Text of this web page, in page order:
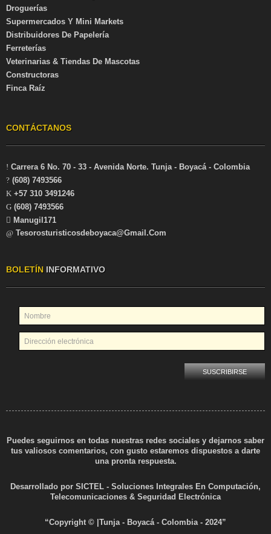
Droguerías
Supermercados Y Mini Markets
Distribuidores De Papelería
Ferreterías
Veterinarias & Tiendas De Mascotas
Constructoras
Finca Raíz
CONTÁCTANOS
Carrera 6 No. 70 - 33 - Avenida Norte. Tunja - Boyacá - Colombia
(608) 7493566
+57 310 3491246
(608) 7493566
Manugil171
Tesorosturisticosdeboyaca@gmail.com
BOLETÍN INFORMATIVO
Puedes seguirnos en todas nuestras redes sociales y dejarnos saber
tus valiosos comentarios, con gusto estaremos dispuestos a darte
una pronta respuesta.
Desarrollado por SICTEL - Soluciones Integrales En Computación,
Telecomunicaciones & Seguridad Electrónica
“Copyright © |Tunja - Boyacá - Colombia - 2024”